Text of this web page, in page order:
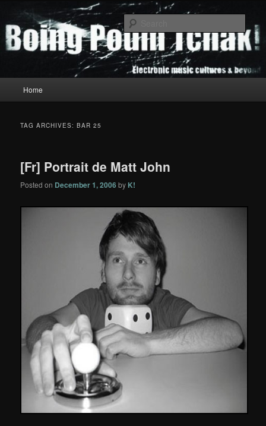
primary
content
secondary
contentBoing Poum Tchak!
Home
TAG ARCHIVES:BAR 25
[Fr] Portrait de Matt John
Posted on December 1, 2006 by K!